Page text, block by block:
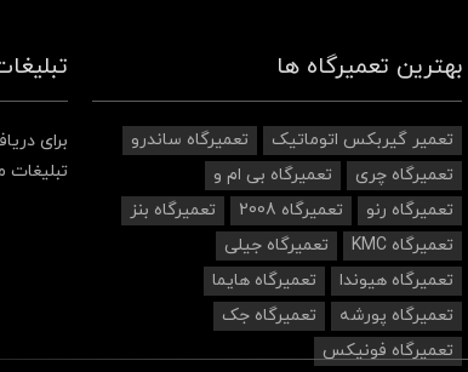
بهترین تعمیرگاه ها
تعمیر گیربکس اتوماتیک
تعمیرگاه ساندرو
تعمیرگاه چری
تعمیرگاه بی ام و
تعمیرگاه رنو
تعمیرگاه 2008
تعمیرگاه بنز
تعمیرگاه KMC
تعمیرگاه جیلی
تعمیرگاه هیوندا
تعمیرگاه هایما
تعمیرگاه پورشه
تعمیرگاه جک
تعمیرگاه فونیکس
برای
تبلیغات